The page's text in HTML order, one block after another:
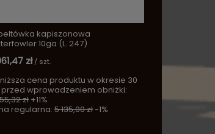
kapiszonowa
10ga (L. 247)
zł / szt.
cena produktu w okresie 30
przed wprowadzeniem obniżki:
zł +11%
regularna:5 135,00 zł-1%